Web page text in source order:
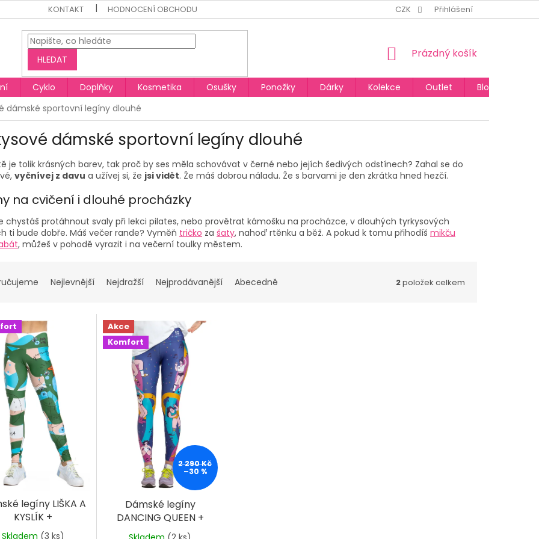
KONTAKT HODNOCENÍ OBCHODU CZK Přihlášení
HLEDAT
NÁKUPNÍ
Prázdný košík
Cyklo Doplňky Kosmetika Osušky Ponožky Dárky Kolekce Outlet
Blog
dámské sportovní legíny dlouhé
dámské sportovní legíny dlouhé
je tolik krásných barev, tak proč by ses měla schovávat v černé nebo jejích šedivých odstínech? Zahal se do
vyčnívej z davu a užívej si, že jsi vidět. Že máš dobrou náladu. Že s barvami je den zkrátka hned hezčí.
na cvičení i dlouhé procházky
chystáš protáhnout svaly při lekci pilates, nebo provětrat kámošku na procházce, v dlouhých tyrkysových
ti bude dobře. Máš večer rande? Vyměň tričko za šaty, nahoď rtěnku a běž. A pokud k tomu přihodíš mikču
, můžeš v pohodě vyrazit i na večerní toulky městem.
Nejlevnější Nejdražší Nejprodávanější Abecedně 2položek celkem
legíny LIŠKA A
KYSLÍK +
Skladem (3 ks)
Akce
Komfort
2 290 Kč
–30 %
Dámské legíny
DANCING QUEEN +